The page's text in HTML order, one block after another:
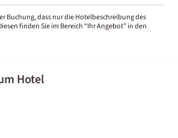
Buchung, dass nur die Hotelbeschreibung des
finden Sie im Bereich “Ihr Angebot” in den
Hotel